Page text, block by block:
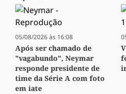
05/08/2026 às 16:08
Após ser chamado de
"vagabundo", Neymar
responde presidente de
time da Série A com foto
em iate